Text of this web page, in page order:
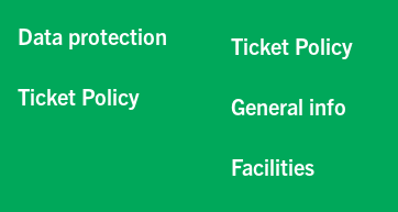
Data protection
Ticket Policy
Ticket Policy
General info
Facilities